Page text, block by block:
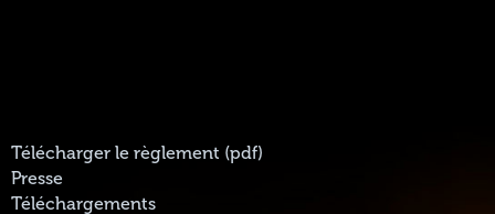
Télécharger le règlement (pdf)
Presse
Téléchargements